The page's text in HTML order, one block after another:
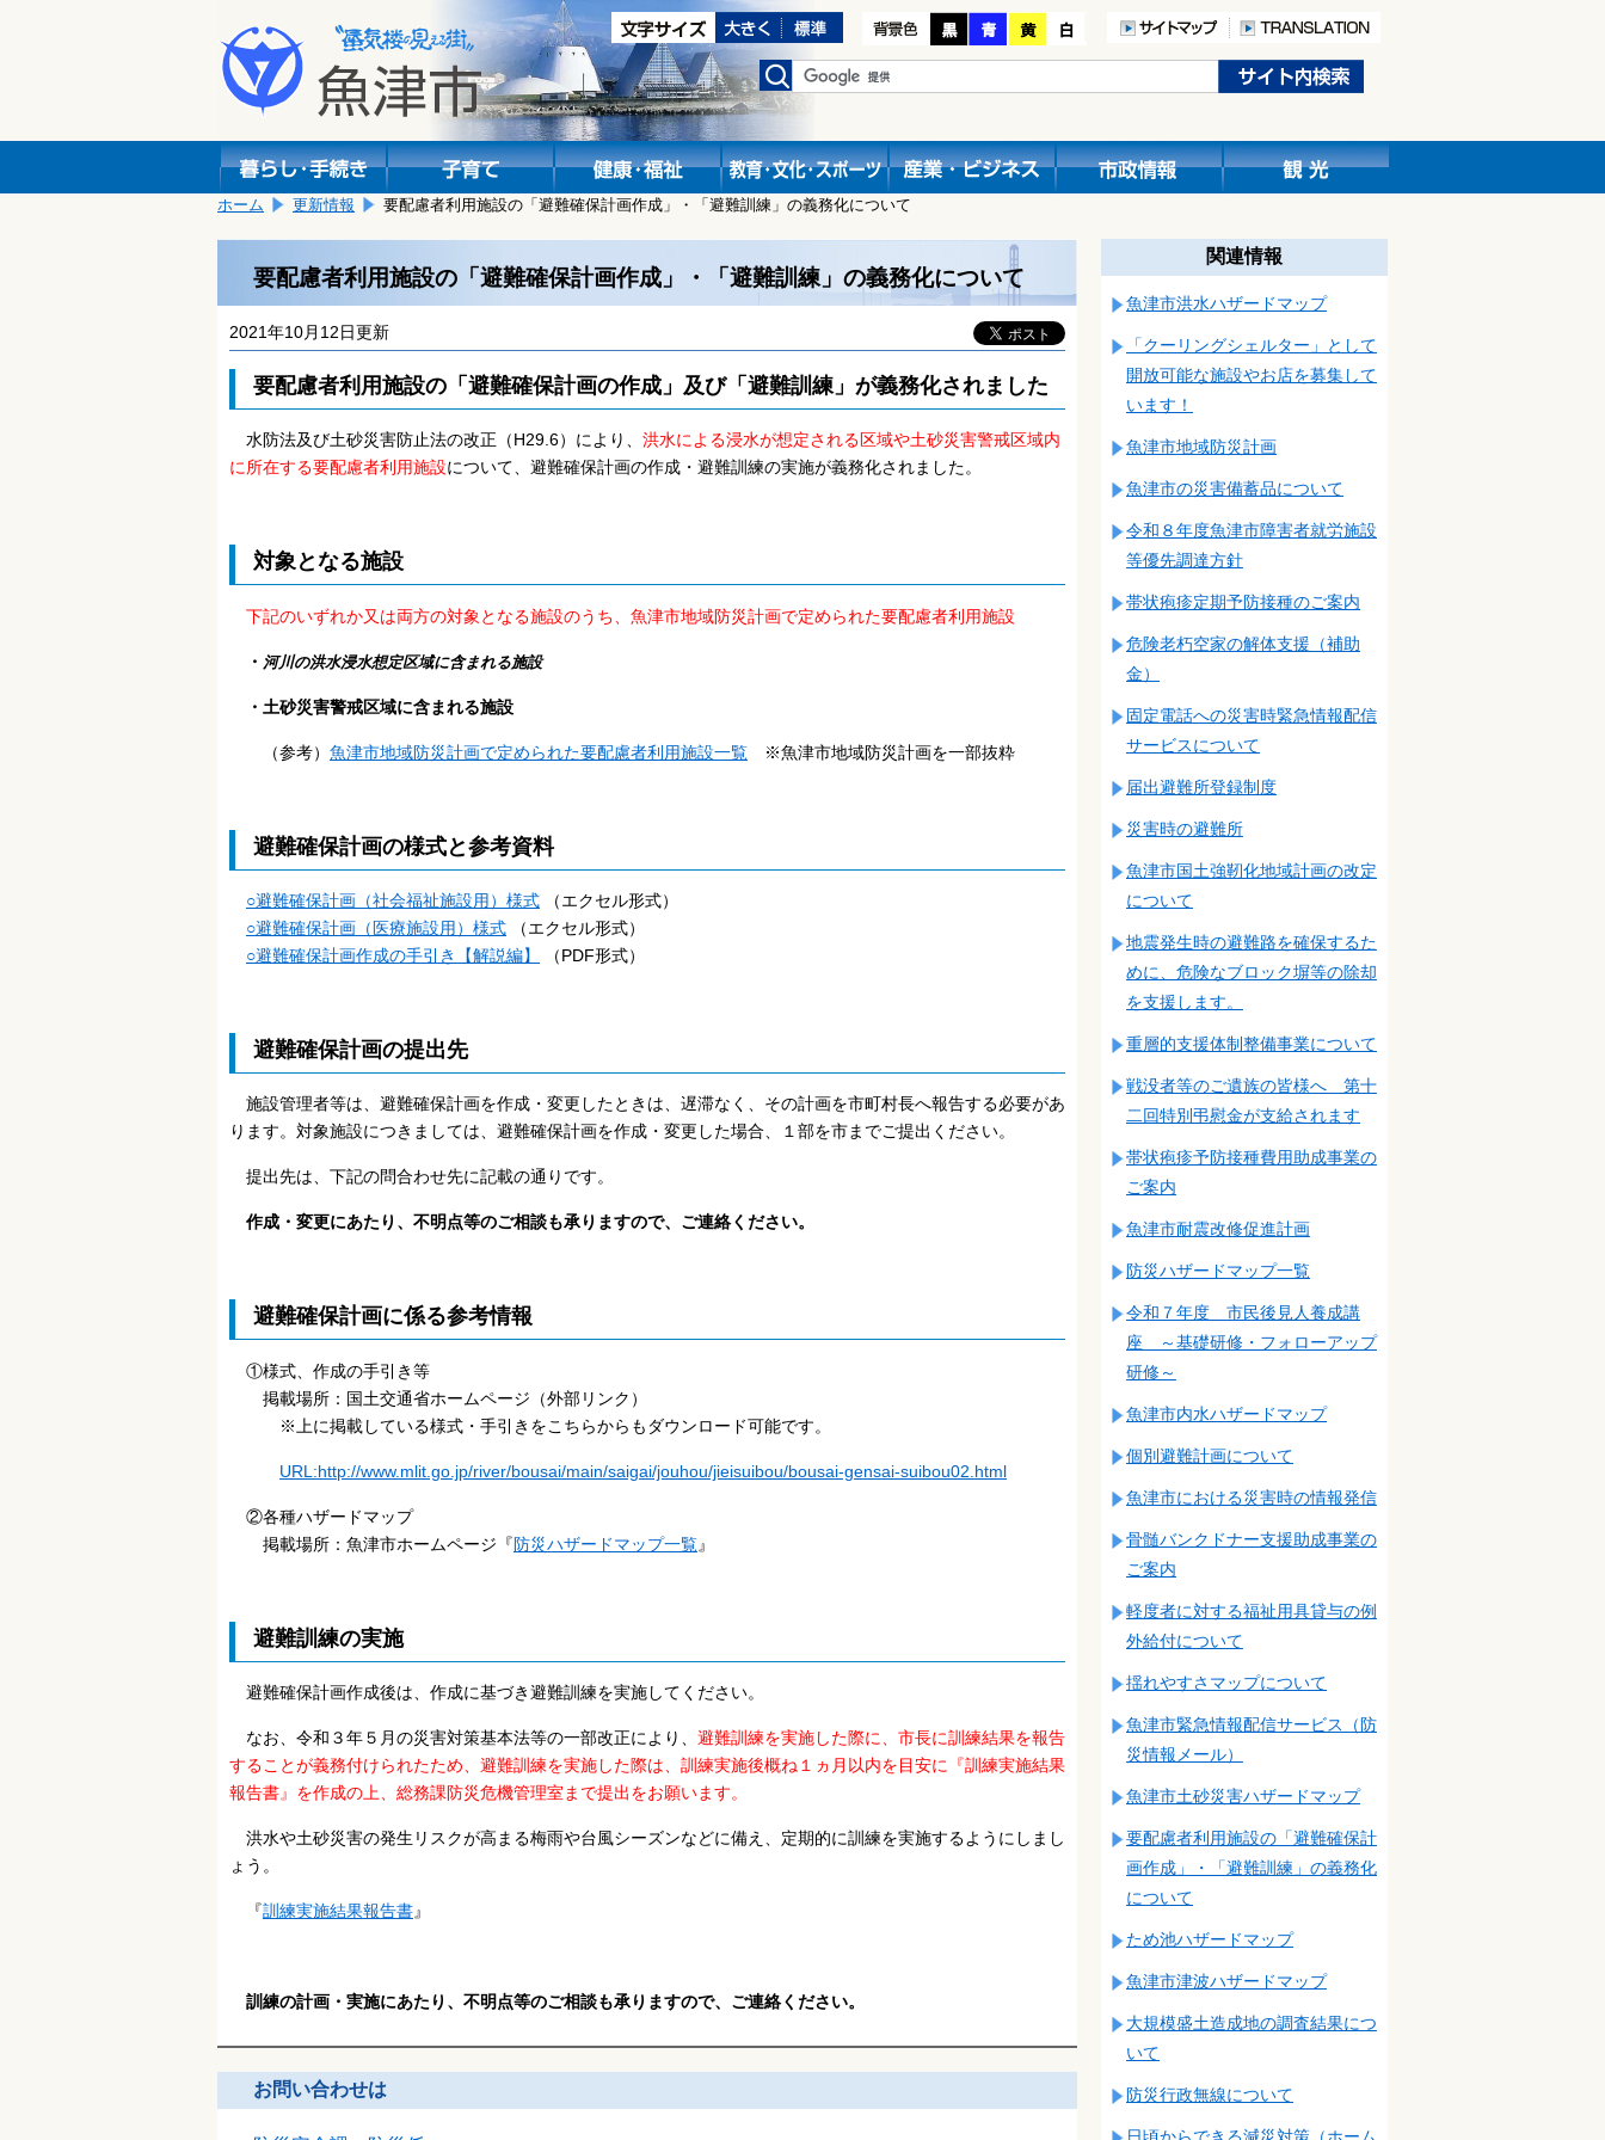
し
ホーム 更新情報 要配慮者利用施設の「避難確保計画作成」・「避難訓練」の義務化について
要配慮者利用施設の「避難確保計画作成」・「避難訓練」の義務化について
2021年10月12日更新
要配慮者利用施設の「避難確保計画の作成」及び「避難訓練」が義務化されました
水防法及び土砂災害防止法の改正（H29.6）により、 洪水による浸水が想定される区域や土砂災害警戒区域内
に所在する要配慮者利用施設について、避難確保計画の作成・避難訓練の実施が義務化されました。
対象となる施設
下記のいずれか又は両方の対象となる施設のうち、魚津市地域防災計画で定められた要配慮者利用施設
・ 河川の洪水浸水想定区域に含まれる施設
・土砂災害警戒区域に含まれる施設
（参考） 魚津市地域防災計画で定められた要配慮者利用施設一覧 ※魚津市地域防災計画を一部抜粋
避難確保計画の様式と参考資料
○避難確保計画（社会福祉施設用）様式 （エクセル形式）
○避難確保計画（医療施設用）様式 （エクセル形式）
○避難確保計画作成の手引き【解説編】
（PDF形式）
避難確保計画の提出先
施設管理者等は、避難確保計画を作成・変更したときは、遅滞なく、その計画を市町村長へ報告する必要があ
ります。対象施設につきましては、避難確保計画を作成・変更した場合、１部を市までご提出ください。
提出先は、下記の問合わせ先に記載の通りです。
作成・変更にあたり、不明点等のご相談も承りますので、ご連絡ください。
避難確保計画に係る参考情報
①様式、作成の手引き等
掲載場所：国土交通省ホームページ（外部リンク）
※上に掲載している様式・手引きをこちらからもダウンロード可能です。
URL:http://www.mlit.go.jp/river/bousai/main/saigai/jouhou/jieisuibou/bousai-gensai-suibou02.html
②各種ハザードマップ
掲載場所：魚津市ホームページ『防災ハザードマップ一覧』
避難訓練の実施
避難確保計画作成後は、作成に基づき避難訓練を実施してください。
なお、令和３年５月の災害対策基本法等の一部改正により、 避難訓練を実施した際に、市長に訓練結果を報告
することが義務付けられたため、避難訓練を実施した際は、訓練実施後概ね１ヵ月以内を目安に『訓練実施結果
報告書』を作成の上、総務課防災危機管理室まで提出をお願います。
洪水や土砂災害の発生リスクが高まる梅雨や台風シーズンなどに備え、定期的に訓練を実施するようにしまし
ょう。
『訓練実施結果報告書』
訓練の計画・実施にあたり、不明点等のご相談も承りますので、ご連絡ください。
お問い合わせは
関連情報
魚津市洪水ハザードマップ
「クーリングシェルター」として
開放可能な施設やお店を募集して
います！
魚津市地域防災計画
魚津市の災害備蓄品について
令和８年度魚津市障害者就労施設
等優先調達方針
帯状疱疹定期予防接種のご案内
危険老朽空家の解体支援（補助
金）
固定電話への災害時緊急情報配信
サービスについて
届出避難所登録制度
災害時の避難所
魚津市国土強靭化地域計画の改定
について
地震発生時の避難路を確保するた
めに、危険なブロック塀等の除却
を支援します。
重層的支援体制整備事業について
戦没者等のご遺族の皆様へ 第十
二回特別弔慰金が支給されます
帯状疱疹予防接種費用助成事業の
ご案内
魚津市耐震改修促進計画
防災ハザードマップ一覧
令和７年度 市民後見人養成講
座 ～基礎研修・フォローアップ
研修～
魚津市内水ハザードマップ
個別避難計画について
魚津市における災害時の情報発信
骨髄バンクドナー支援助成事業の
ご案内
軽度者に対する福祉用具貸与の例
外給付について
揺れやすさマップについて
魚津市緊急情報配信サービス（防
災情報メール）
魚津市土砂災害ハザードマップ
要配慮者利用施設の「避難確保計
画作成」・「避難訓練」の義務化
について
ため池ハザードマップ
魚津市津波ハザードマップ
大規模盛土造成地の調査結果につ
いて
防災行政無線について
日頃からできる減災対策（ホーム